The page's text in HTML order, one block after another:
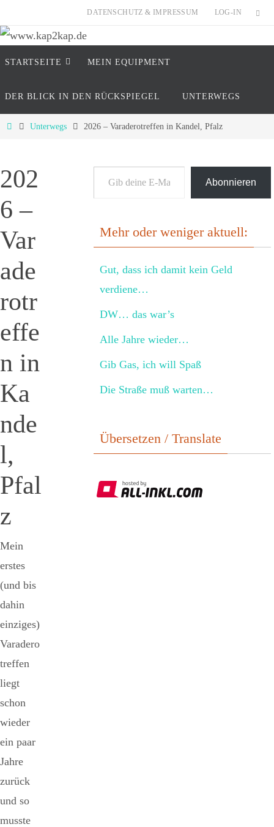
Inhalt
springen
DATENSCHUTZ & IMPRESSUM LOG-IN
www.kap2kap.de
"Reisen ist tödlich..... für Vorurteile" (Mark
Inhalt
STARTSEITE MEIN EQUIP­MENT
DER BLICK IN DEN RÜCKSPIEGEL UNTERWEGS
StartUnterwegs 2026 – Varaderotreffen in Kandel, Pfalz
202
6 –
Var
ade
rotr
effe
n in
Ka
nde
l,
Pfal
z
Mein
erstes
(und bis
dahin
einziges)
Varadero
treffen
liegt
schon
wieder
ein paar
Jahre
zurück
und so
musste
Gib deine E-Mail-Adresse ein ...
Abonnieren
Mehr oder weniger aktuell:
Gut, dass ich damit kein Geld
verdiene…
DW… das war’s
Alle Jahre wieder…
Gib Gas, ich will Spaß
Die Straße muß warten…
Übersetzen / Translate